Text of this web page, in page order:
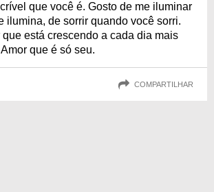
que você é. Gosto de me iluminar
ilumina, de sorrir quando você sorri.
está crescendo a cada dia mais
que é só seu.
COMPARTILHAR